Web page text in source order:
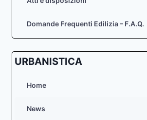
Domande Frequenti Edilizia – F.A.Q.
URBANISTICA
Home
News